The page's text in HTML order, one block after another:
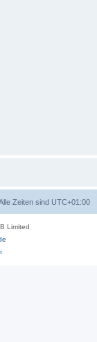
Zeiten sind UTC+01:00
Limited